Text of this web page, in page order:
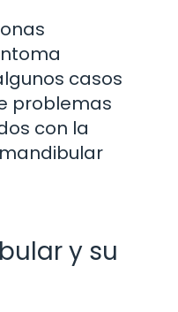
casos
problemas
con la
y su